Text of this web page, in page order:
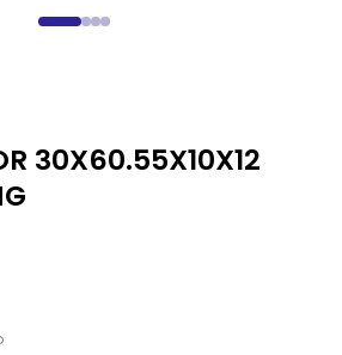
30X60.55X10X12